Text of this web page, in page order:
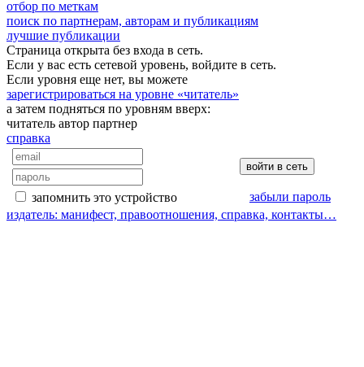
отбор по меткам
поиск по партнерам, авторам и публикациям
лучшие публикации
Страница открыта без входа в сеть.
Если у вас есть сетевой уровень, войдите в сеть.
Если уровня еще нет, вы можете
зарегистрироваться на уровне «читатель»
а затем подняться по уровням вверх:
читатель автор партнер
справка
запомнить это устройство
забыли пароль
издатель: манифест, правоотношения, справка, контакты…